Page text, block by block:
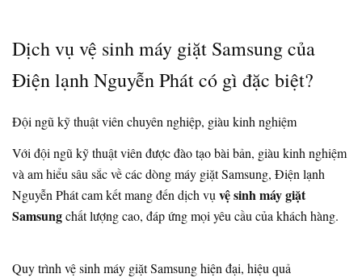
Dịch vụ vệ sinh máy giặt Samsung của
Điện lạnh Nguyễn Phát có gì đặc biệt?
Đội ngũ kỹ thuật viên chuyên nghiệp, giàu kinh nghiệm
Với đội ngũ kỹ thuật viên được đào tạo bài bản, giàu kinh nghiệm
và am hiểu sâu sắc về các dòng máy giặt Samsung, Điện lạnh
Nguyễn Phát cam kết mang đến dịch vụ vệ sinh máy giặt
Samsungchất lượng cao, đáp ứng mọi yêu cầu của khách hàng.
Quy trình vệ sinh máy giặt Samsung hiện đại, hiệu quả